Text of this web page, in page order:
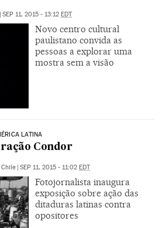
| SEP 11, 2015 - 13:12 EDT
Novo centro cultural
paulistano convida as
pessoas a explorar uma
mostra sem a visão
LATINA
Condor
| SEP 11, 2015 - 11:02 EDT
Fotojornalista inaugura
exposição sobre ação das
ditaduras latinas contra
opositores